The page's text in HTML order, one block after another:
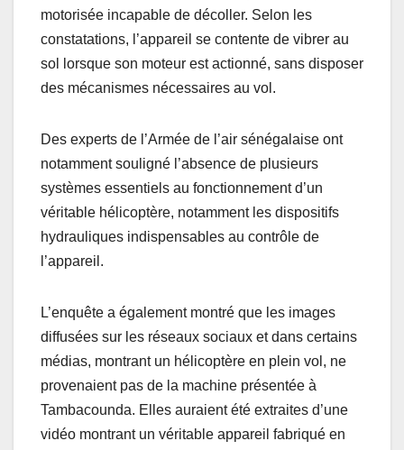
motorisée incapable de décoller. Selon les
constatations, l’appareil se contente de vibrer au
sol lorsque son moteur est actionné, sans disposer
des mécanismes nécessaires au vol.
Des experts de l’Armée de l’air sénégalaise ont
notamment souligné l’absence de plusieurs
systèmes essentiels au fonctionnement d’un
véritable hélicoptère, notamment les dispositifs
hydrauliques indispensables au contrôle de
l’appareil.
L’enquête a également montré que les images
diffusées sur les réseaux sociaux et dans certains
médias, montrant un hélicoptère en plein vol, ne
provenaient pas de la machine présentée à
Tambacounda. Elles auraient été extraites d’une
vidéo montrant un véritable appareil fabriqué en